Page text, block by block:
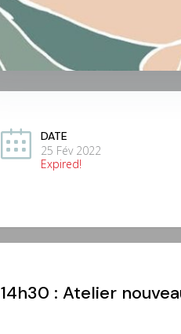
DATE
25 Fév 2022
Expired!
14h30 : Atelier